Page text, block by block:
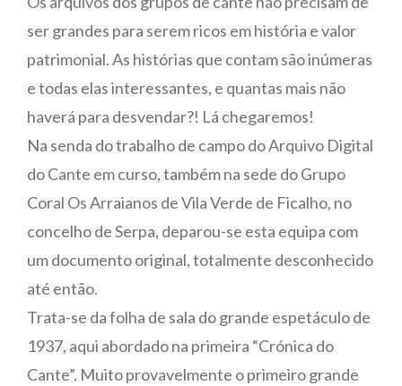
ser grandes para serem ricos em história e valor
patrimonial. As histórias que contam são inúmeras
e todas elas interessantes, e quantas mais não
haverá para desvendar?! Lá chegaremos!
Na senda do trabalho de campo do Arquivo Digital
do Cante em curso, também na sede do Grupo
Coral Os Arraianos de Vila Verde de Ficalho, no
concelho de Serpa, deparou-se esta equipa com
um documento original, totalmente desconhecido
até então.
Trata-se da folha de sala do grande espetáculo de
1937, aqui abordado na primeira “Crónica do
Cante”. Muito provavelmente o primeiro grande